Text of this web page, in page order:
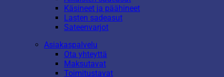
Käsineet ja päähineet
Lasten sadeasut
Sateenvarjot
Asiakaspalvelu
Ota yhteyttä
Maksutavat
Toimitustavat